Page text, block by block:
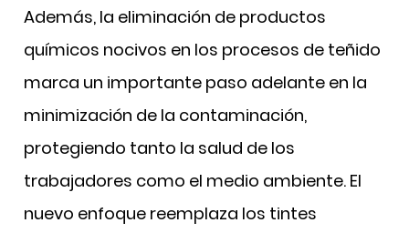
Además, la eliminación de productos
químicos nocivos en los procesos de teñido
marca un importante paso adelante en la
minimización de la contaminación,
protegiendo tanto la salud de los
trabajadores como el medio ambiente. El
nuevo enfoque reemplaza los tintes